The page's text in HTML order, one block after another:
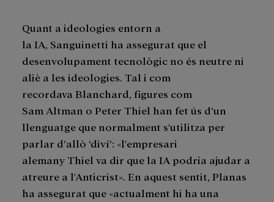
Quant a ideologies entorn a
la IA, Sanguinetti ha assegurat que el
desenvolupament tecnològic no és neutre ni
aliè a les ideologies. Tal i com
recordava Blanchard, figures com
Sam Altman o Peter Thiel han fet ús d’un
llenguatge que normalment s'utilitza per
parlar d’allò ‘diví’: «l'empresari
alemany Thiel va dir que la IA podria ajudar a
atreure a l'Anticrist». En aquest sentit, Planas
ha assegurat que «actualment hi ha una